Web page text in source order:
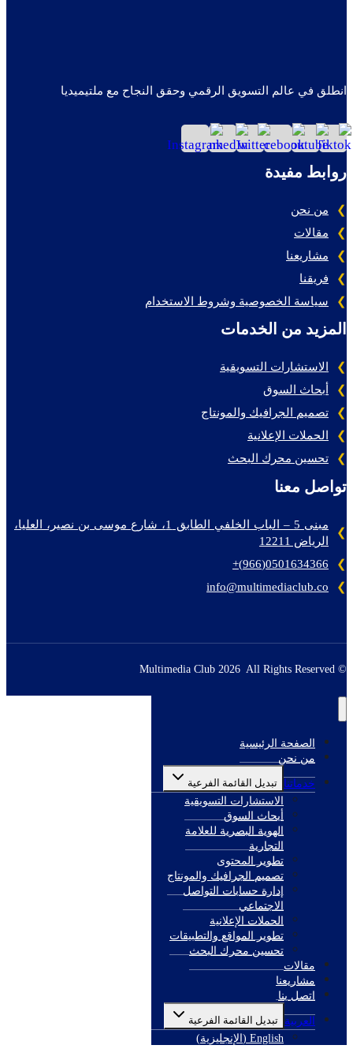
انطلق في عالم التسويق الرقمي وحقق النجاح مع ملتيميديا
روابط مفيدة
من نحن
مقالات
مشاريعنا
فريقنا
سياسة الخصوصية وشروط الاستخدام
المزيد من الخدمات
الاستشارات التسويقية
أبحاث السوق
تصميم الجرافيك والمونتاج
الحملات الإعلانية
تحسين محرك البحث
تواصل معنا
مبنى 5 – الباب الخلفي الطابق 1، شارع موسى بن نصير، العليا،
الرياض 12211
0501634366(966)+
info@multimediaclub.co
© Multimedia Club 2026 All Rights Reserved
الصفحة الرئيسية
من نحن
خدماتنا تبديل القائمة الفرعية
الاستشارات التسويقية
أبحاث السوق
الهوية البصرية للعلامة
التجارية
تطوير المحتوى
تصميم الجرافيك والمونتاج
إدارة حسابات التواصل
الاجتماعي
الحملات الإعلانية
تطوير المواقع والتطبيقات
تحسين محرك البحث
مقالات
مشاريعنا
اتصل بنا
العربية تبديل القائمة الفرعية
English
(الإنجليزية)